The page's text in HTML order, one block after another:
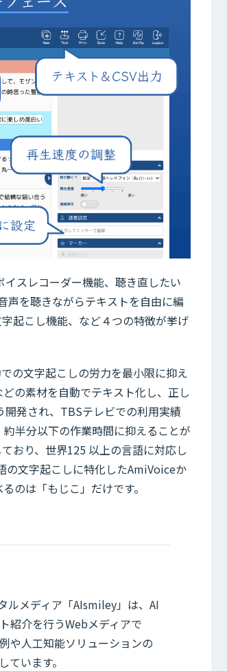
イスレコーダー機能、聴き直したい
声を聴きながらテキストを自由に編
起こし機能、など４つの特徴が挙げ
の文字起こしの労力を最小限に抑え
の素材を自動でテキスト化し、正し
発され、TBSテレビでの利用実績
半分以下の作業時間に抑えることが
おり、世界125 以上の言語に対応し
文字起こしに特化したAmiVoiceか
のは「もじこ」だけです。
ルメディア「AIsmiley」は、AI
紹介を行うWebメディアで
や人工知能ソリューションの
います。